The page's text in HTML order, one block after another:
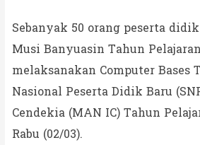
Sebanyak 50 orang peserta
Musi Banyuasin Tahun
melaksanakan Computer Bases
Nasional Peserta Didik Baru
Cendekia (MAN IC) Tahun
Rabu (02/03).